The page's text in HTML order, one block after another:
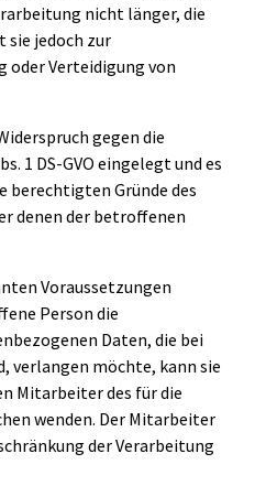
nicht länger, die
jedoch zur
oder Verteidigung von
gegen die
1 DS-GVO eingelegt und es
Gründe des
denen der betroffenen
Voraussetzungen
Person die
Daten, die bei
verlangen möchte, kann sie
Mitarbeiter des für die
wenden. Der Mitarbeiter
der Verarbeitung